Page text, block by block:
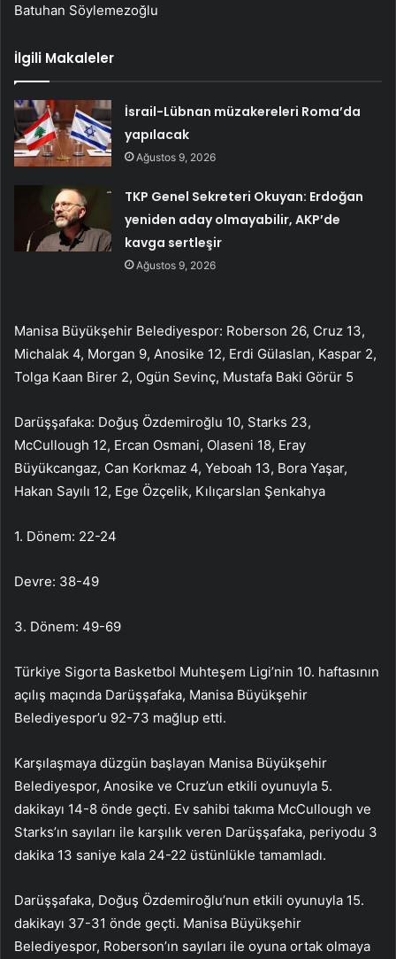
Batuhan Söylemezoğlu
İlgili Makaleler
İsrail-Lübnan müzakereleri Roma’da
yapılacak
Ağustos 9, 2026
TKP Genel Sekreteri Okuyan: Erdoğan
yeniden aday olmayabilir, AKP’de
kavga sertleşir
Ağustos 9, 2026
Manisa Büyükşehir Belediyespor: Roberson 26, Cruz 13,
Michalak 4, Morgan 9, Anosike 12, Erdi Gülaslan, Kaspar 2,
Tolga Kaan Birer 2, Ogün Sevinç, Mustafa Baki Görür 5
Darüşşafaka: Doğuş Özdemiroğlu 10, Starks 23,
McCullough 12, Ercan Osmani, Olaseni 18, Eray
Büyükcangaz, Can Korkmaz 4, Yeboah 13, Bora Yaşar,
Hakan Sayılı 12, Ege Özçelik, Kılıçarslan Şenkahya
1. Dönem: 22-24
Devre: 38-49
3. Dönem: 49-69
Türkiye Sigorta Basketbol Muhteşem Ligi’nin 10. haftasının
açılış maçında Darüşşafaka, Manisa Büyükşehir
Belediyespor’u 92-73 mağlup etti.
Karşılaşmaya düzgün başlayan Manisa Büyükşehir
Belediyespor, Anosike ve Cruz’un etkili oyunuyla 5.
dakikayı 14-8 önde geçti. Ev sahibi takıma McCullough ve
Starks’ın sayıları ile karşılık veren Darüşşafaka, periyodu 3
dakika 13 saniye kala 24-22 üstünlükle tamamladı.
Darüşşafaka, Doğuş Özdemiroğlu’nun etkili oyunuyla 15.
dakikayı 37-31 önde geçti. Manisa Büyükşehir
Belediyespor, Roberson’ın sayıları ile oyuna ortak olmaya